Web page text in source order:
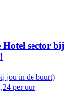
sector bij
jou in de buurt)
per uur